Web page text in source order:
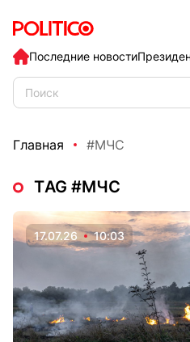
Последние новости
Главная #МЧС
ТAG #МЧС
17.07.26 10:03